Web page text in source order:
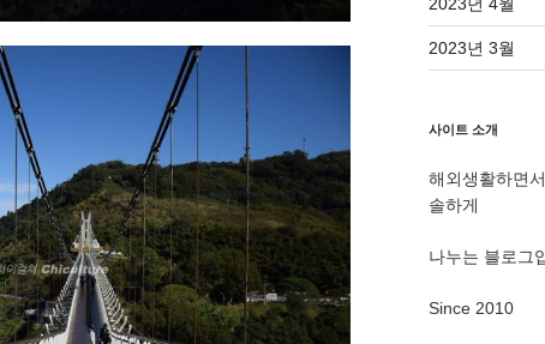
2023년 3월
사이트 소개
해외생활하면
솔하게
나누는 블로그
Since 2010